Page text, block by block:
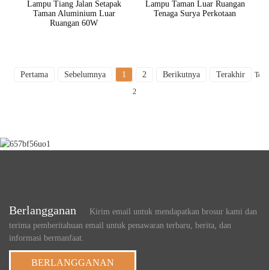
Lampu Tiang Jalan Setapak
Taman Aluminium Luar
Ruangan 60W
Lampu Taman Luar Ruangan
Tenaga Surya Perkotaan
Pertama Sebelumnya 1 2 Berikutnya Terakhir
Total
2
Berlangganan
Kirim email untuk mendapatkan brosur kami dan
terima pemberitahuan email untuk penawaran terbaru, berita, dan
informasi bermanfaat.
BERLANGGANAN